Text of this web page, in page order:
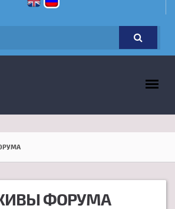
ФОРУМА